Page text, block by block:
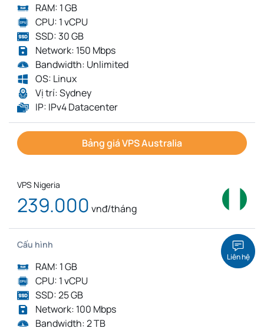
RAM: 1 GB
CPU: 1 vCPU
SSD: 30 GB
Network: 150 Mbps
Bandwidth: Unlimited
OS: Linux
Vị trí: Sydney
IP: IPv4 Datacenter
Bảng giá VPS Australia
VPS Nigeria
239.000 vnđ/tháng
Cấu hình
RAM: 1 GB
CPU: 1 vCPU
SSD: 25 GB
Network: 100 Mbps
Bandwidth: 2 TB
Liên hệ